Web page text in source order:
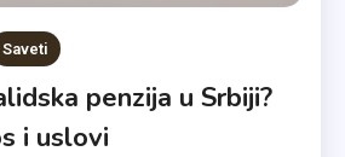
Saveti
penzija u Srbiji?
i uslovi